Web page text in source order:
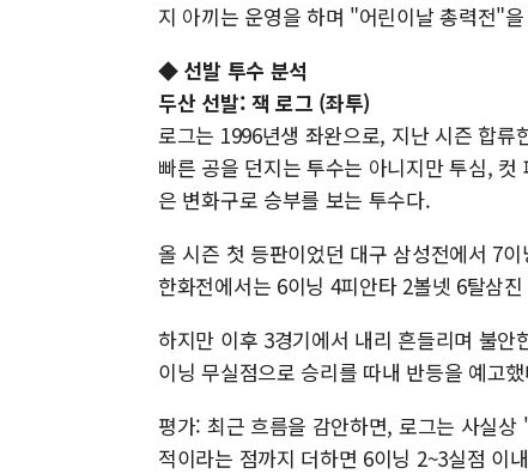
지 아끼는 운영을 하며 "어린이날 총력전"
◆ 선발 투수 분석
두산 선발: 잭 로그 (좌투)
로그는 1996년생 좌완으로, 지난 시즌 합
빠른 공을 던지는 투수는 아니지만 투심,
은 변화구로 승부를 보는 투수다.
올 시즌 첫 등판이었던 대구 삼성전에서 7
한화전에서는 6이닝 4피안타 2볼넷 6탈삼
하지만 이후 3경기에서 내리 흔들리며 불
이닝 무실점으로 승리를 따내 반등을 예고
평가: 최근 흐름을 감안하면, 로그는 사실
적이라는 점까지 더하면 6이닝 2~3실점 이